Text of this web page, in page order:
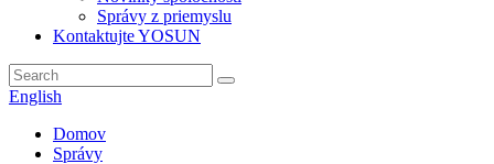
Správy z priemyslu
Kontaktujte YOSUN
English
Domov
Správy